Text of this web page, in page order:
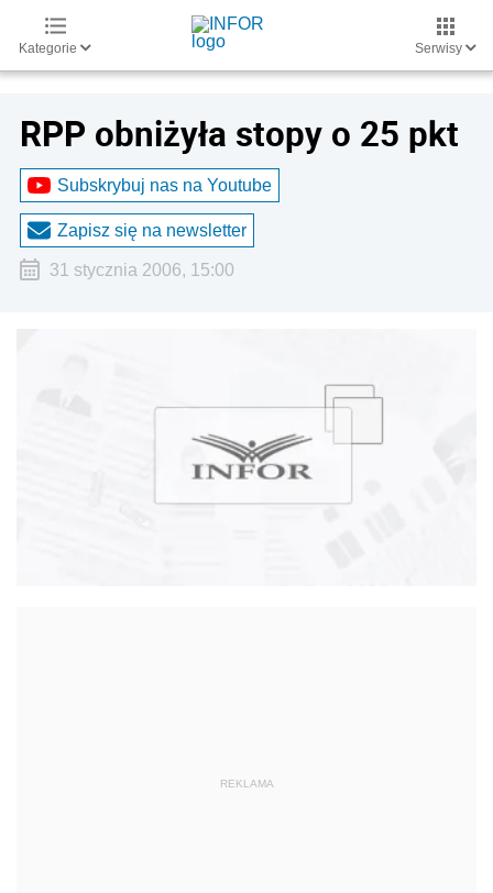
Kategorie Serwisy
RPP obniżyła stopy o 25 pkt
Subskrybuj nas na Youtube
Zapisz się na newsletter
31 stycznia 2006, 15:00